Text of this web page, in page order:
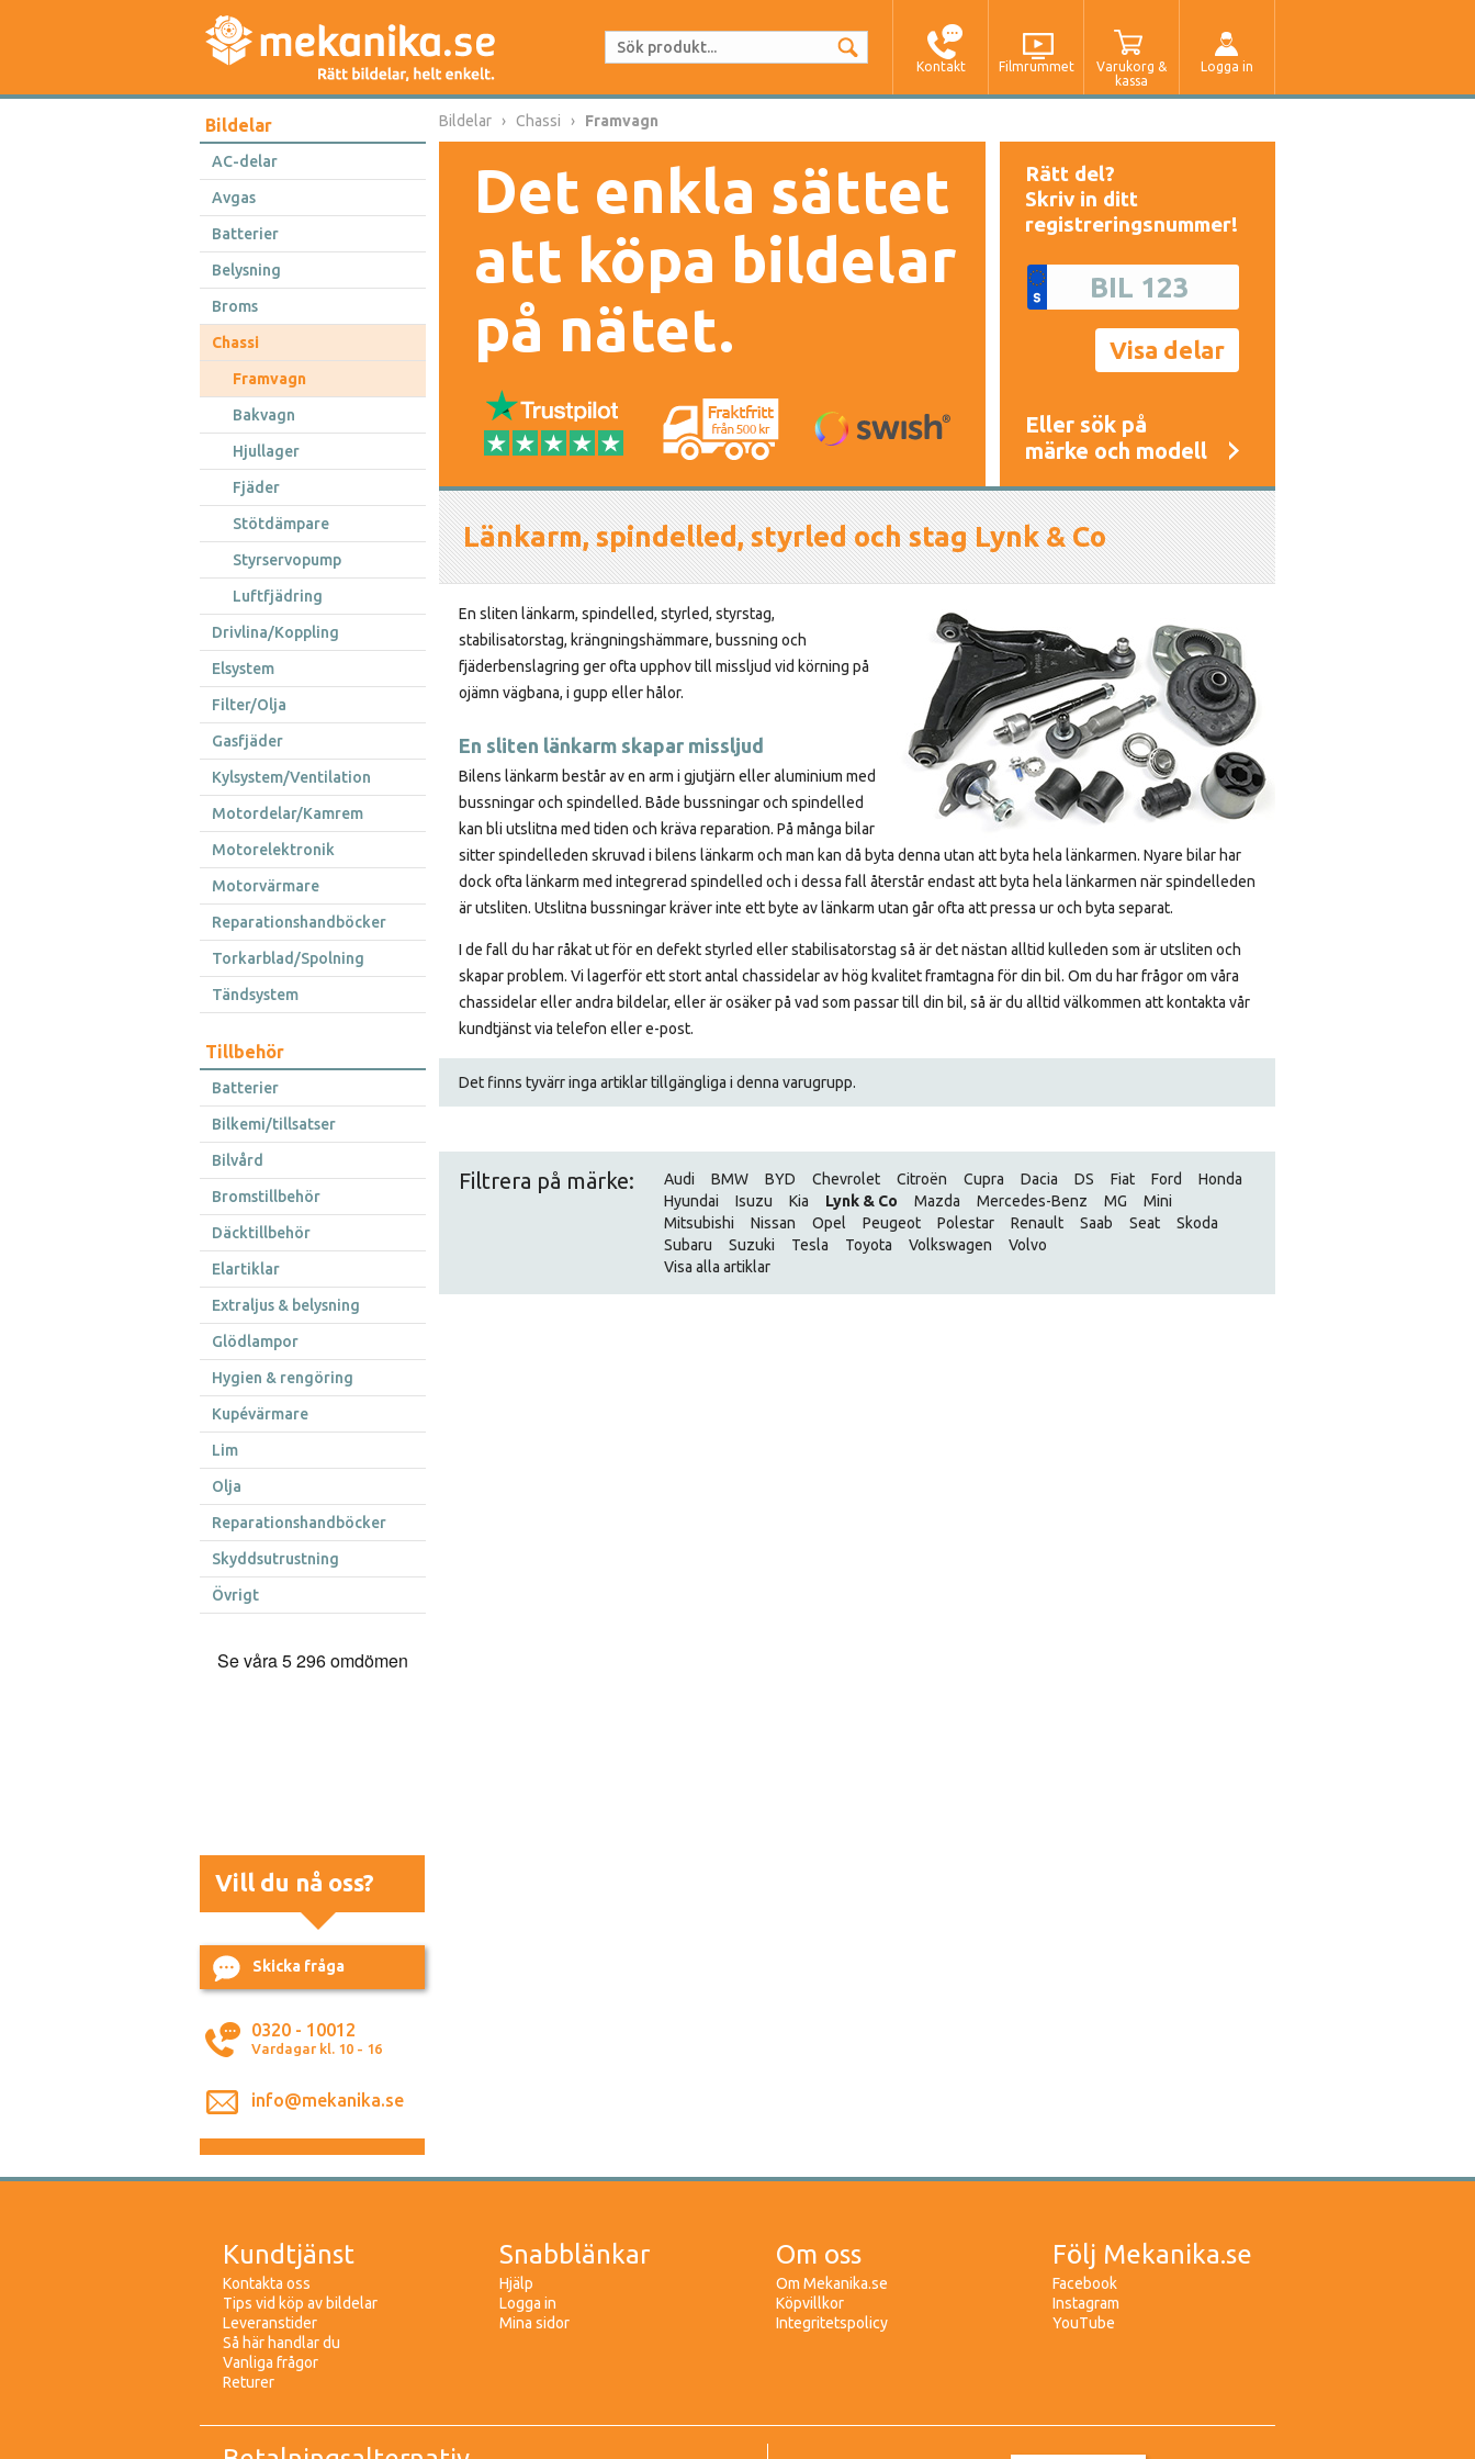
Kontakt Filmrummet
Varukorg &
kassa
Logga in
Bildelar
AC-delar
Avgas
Batterier
Belysning
Broms
Chassi
Framvagn
Bakvagn
Hjullager
Fjäder
Stötdämpare
Styrservopump
Luftfjädring
Drivlina/Koppling
Elsystem
Filter/Olja
Gasfjäder
Kylsystem/Ventilation
Motordelar/Kamrem
Motorelektronik
Motorvärmare
Reparationshandböcker
Torkarblad/Spolning
Tändsystem
Tillbehör
Batterier
Bilkemi/tillsatser
Bilvård
Bromstillbehör
Däcktillbehör
Elartiklar
Extraljus & belysning
Glödlampor
Hygien & rengöring
Kupévärmare
Lim
Olja
Reparationshandböcker
Skyddsutrustning
Övrigt
Vill du nå oss?
Skicka fråga
0320 - 10012
Vardagar kl. 10 - 16
info@mekanika.se
Bildelar Chassi Framvagn
Det enkla sättet
att köpa bildelar
på nätet.
Rätt del?
Skriv in ditt
registreringsnummer!
Eller sök på
märke och modell
Länkarm, spindelled, styrled och stag Lynk & Co
En sliten länkarm, spindelled, styrled, styrstag,
stabilisatorstag, krängningshämmare, bussning och
fjäderbenslagring ger ofta upphov till missljud vid körning på
ojämn vägbana, i gupp eller hålor.
En sliten länkarm skapar missljud
Bilens länkarm består av en arm i gjutjärn eller aluminium med
bussningar och spindelled. Både bussningar och spindelled
kan bli utslitna med tiden och kräva reparation. På många bilar
sitter spindelleden skruvad i bilens länkarm och man kan då byta denna utan att byta hela länkarmen. Nyare bilar har
dock ofta länkarm med integrerad spindelled och i dessa fall återstår endast att byta hela länkarmen när spindelleden
är utsliten. Utslitna bussningar kräver inte ett byte av länkarm utan går ofta att pressa ur och byta separat.
I de fall du har råkat ut för en defekt styrled eller stabilisatorstag så är det nästan alltid kulleden som är utsliten och
skapar problem. Vi lagerför ett stort antal chassidelar av hög kvalitet framtagna för din bil. Om du har frågor om våra
chassidelar eller andra bildelar, eller är osäker på vad som passar till din bil, så är du alltid välkommen att kontakta vår
kundtjänst via telefon eller e-post.
Det finns tyvärr inga artiklar tillgängliga i denna varugrupp.
Filtrera på märke: Audi BMW BYD Chevrolet Citroën Cupra Dacia DS Fiat Ford
Honda
Hyundai
Isuzu Kia Lynk & Co Mazda Mercedes-Benz MG
Mini
Mitsubishi
Nissan Opel Peugeot Polestar Renault Saab Seat
Skoda
Subaru
Suzuki Tesla Toyota Volkswagen
Volvo
Visa alla artiklar
Kundtjänst
Kontakta oss
Tips vid köp av bildelar
Leveranstider
Så här handlar du
Vanliga frågor
Returer
Snabblänkar
Hjälp
Logga in
Mina sidor
Om oss
Om Mekanika.se
Köpvillkor
Integritetspolicy
Följ Mekanika.se
Facebook
Instagram
YouTube